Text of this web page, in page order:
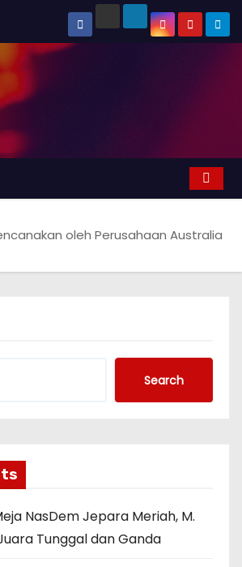
oleh Perusahaan Australia
Search
NasDem Jepara Meriah, M.
Tunggal dan Ganda